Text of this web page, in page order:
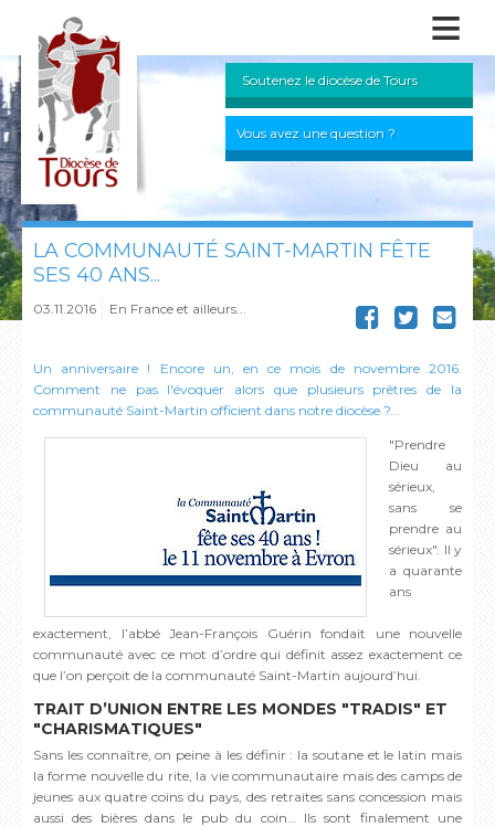
≡
Soutenez le diocèse de Tours
Vous avez une question ?
LA COMMUNAUTÉ SAINT-MARTIN FÊTE
SES 40 ANS...
03.11.2016 En France et ailleurs...
Un anniversaire ! Encore un, en ce mois de novembre 2016.
Comment ne pas l'évoquer alors que plusieurs prêtres de la
communauté Saint-Martin officient dans notre diocèse ?...
"Prendre
Dieu au
sérieux,
sans se
prendre au
sérieux". Il y
a quarante
ans
exactement, l’abbé Jean-François Guérin fondait une nouvelle
communauté avec ce mot d’ordre qui définit assez exactement ce
que l’on perçoit de la communauté Saint-Martin aujourd’hui.
TRAIT D’UNION ENTRE LES MONDES "TRADIS" ET
"CHARISMATIQUES"
Sans les connaître, on peine à les définir : la soutane et le latin mais
la forme nouvelle du rite, la vie communautaire mais des camps de
jeunes aux quatre coins du pays, des retraites sans concession mais
aussi des bières dans le pub du coin… Ils sont finalement une